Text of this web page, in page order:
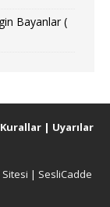
Bayanlar (
| Uyarılar
Sitesi | SesliCadde